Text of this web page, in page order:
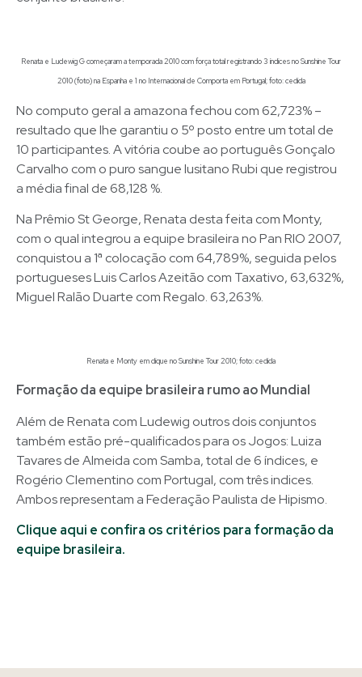
Renata e Ludewig G começaram a temporada 2010 com força total registrando 3 índices no Sunshine Tour
2010 (foto) na Espanha e 1 no Internacional de Comporta em Portugal; foto: cedida
No computo geral a amazona fechou com 62,723% –
resultado que lhe garantiu o 5º posto entre um total de
10 participantes. A vitória coube ao português Gonçalo
Carvalho com o puro sangue lusitano Rubi que registrou
a média final de 68,128 %.
Na Prêmio St George, Renata desta feita com Monty,
com o qual integrou a equipe brasileira no Pan RIO 2007,
conquistou a 1ª colocação com 64,789%, seguida pelos
portugueses Luis Carlos Azeitão com Taxativo, 63,632%,
Miguel Ralão Duarte com Regalo. 63,263%.
Renata e Monty em clique no Sunshine Tour 2010; foto: cedida
Formação da equipe brasileira rumo ao Mundial
Além de Renata com Ludewig outros dois conjuntos
também estão pré-qualificados para os Jogos: Luiza
Tavares de Almeida com Samba, total de 6 índices, e
Rogério Clementino com Portugal, com três indices.
Ambos representam a Federação Paulista de Hipismo.
Clique aqui e confira os critérios para formação da
equipe brasileira.